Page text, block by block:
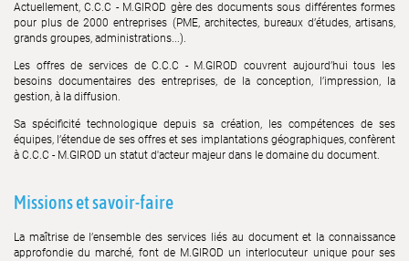
Actuellement, C.C.C - M.GIROD gère des documents sous différentes formes
pour plus de 2000 entreprises (PME, architectes, bureaux d’études, artisans,
grands groupes, administrations...).
Les offres de services de C.C.C - M.GIROD couvrent aujourd’hui tous les
besoins documentaires des entreprises, de la conception, l’impression, la
gestion, à la diffusion.
Sa spécificité technologique depuis sa création, les compétences de ses
équipes, l’étendue de ses offres et ses implantations géographiques, confèrent
à C.C.C - M.GIROD un statut d'acteur majeur dans le domaine du document.
Missions et savoir-faire
La maîtrise de l’ensemble des services liés au document et la connaissance
approfondie du marché, font de M.GIROD un interlocuteur unique pour ses